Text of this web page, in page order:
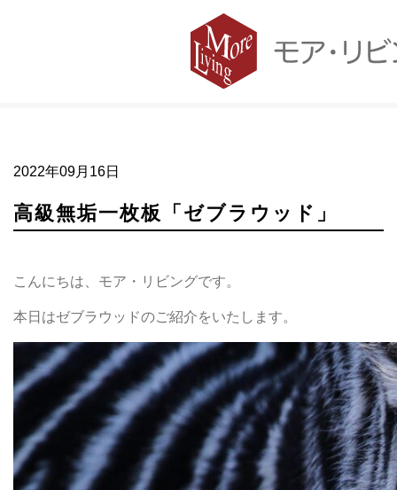
高級無垢一枚板「ゼブラウッド」
2022年09月16日
高級無垢一枚板「ゼブラウッド」
こんにちは、モア・リビングです。
本日はゼブラウッドのご紹介をいたします。